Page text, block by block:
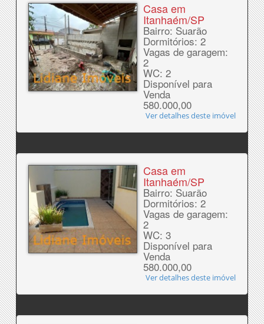
Casa em
Itanhaém/SP
Bairro: Suarão
Dormitórios: 2
Vagas de garagem:
2
WC: 2
Disponível para
Venda
580.000,00
Ver detalhes deste imóvel
Casa em
Itanhaém/SP
Bairro: Suarão
Dormitórios: 2
Vagas de garagem:
2
WC: 3
Disponível para
Venda
580.000,00
Ver detalhes deste imóvel